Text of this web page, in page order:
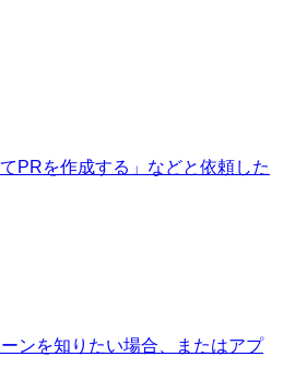
PRを作成する」などと依頼した
ンを知りたい場合、またはアプ